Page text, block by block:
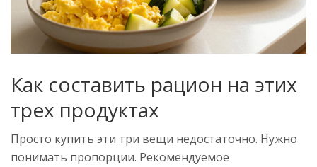
Как составить рацион на этих
трех продуктах
Просто купить эти три вещи недостаточно. Нужно
понимать пропорции. Рекомендуемое